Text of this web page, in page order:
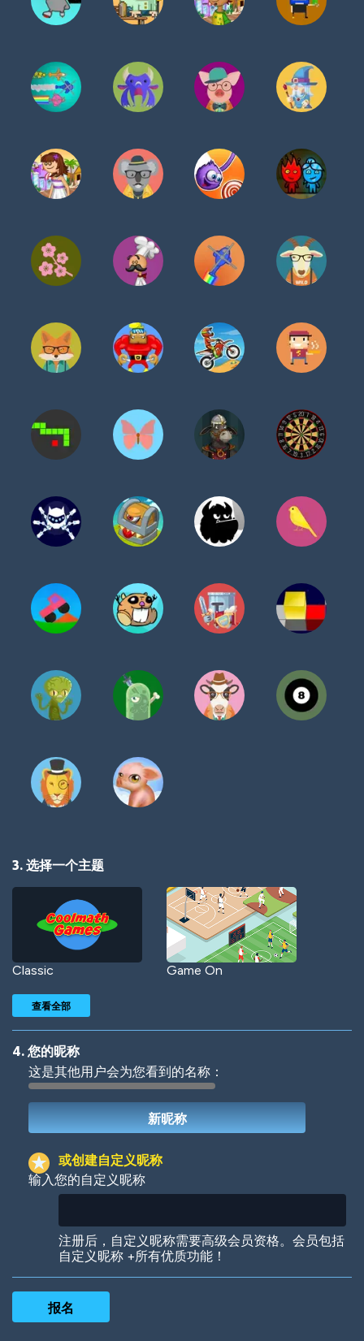
3. 选择一个主题
Classic Game On
Woof Jungle Cats
查看全部
4. 您的昵称
这是其他用户会为您看到的名称：
或创建自定义昵称
输入您的自定义昵称
注册后，自定义昵称需要高级会员资格。会员包括
自定义昵称 +所有优质功能！